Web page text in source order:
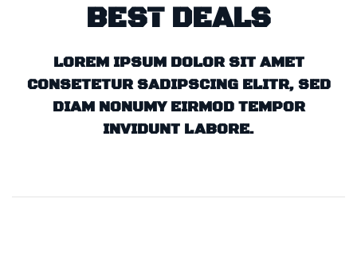
BEST DEALS
LOREM IPSUM DOLOR SIT AMET
CONSETETUR SADIPSCING ELITR, SED
DIAM NONUMY EIRMOD TEMPOR
INVIDUNT LABORE.